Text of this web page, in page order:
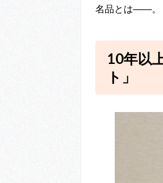
名品とは――。
10年以
ト」